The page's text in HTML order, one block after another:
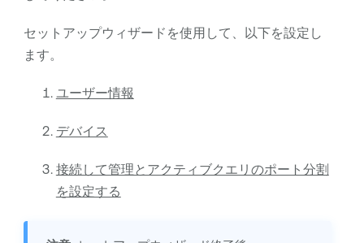
セットアップウィザードを使用して、以下を設定し
ます。
ユーザー情報
デバイス
接続して管理とアクティブクエリのポート分割
を設定する